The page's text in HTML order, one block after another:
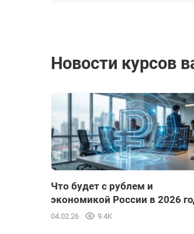
Корейская вона
Казахстанский тенге
Новости курсов
Что будет с рублем и
экономикой России в 2026
04.02.26 9.4K